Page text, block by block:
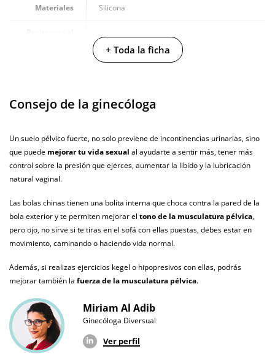
Materiales Silicona
100% sumergible
No testado en
animales
Envío discreto Paquete discreto y sin distintivos
Garantías 3 años de garantía
original
¿Cuándo lo
recibo?
El martes 11 de agosto (fecha estimada)
+ Toda la ficha
Consejo de la ginecóloga
Un suelo pélvico fuerte, no solo previene de incontinencias urinarias, sino
que puede mejorar tu vida sexual al ayudarte a sentir más, tener más
control sobre la presión que ejerces, aumentar la libido y la lubricación
natural vaginal.
Las bolas chinas tienen una bolita interna que choca contra la pared de la
bola exterior y te permiten mejorar el tono de la musculatura pélvica,
pero ojo, no sirve si te tiras en el sofá con ellas puestas, debes estar en
movimiento, caminando o haciendo vida normal.
Además, si realizas ejercicios kegel o hipopresivos con ellas, podrás
mejorar también la fuerza de la musculatura pélvica.
Miriam Al Adib
Ginecóloga Diversual
Ver perfil